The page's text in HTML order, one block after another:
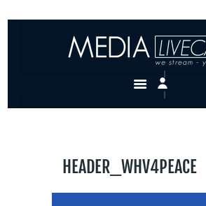
MEDIA
we stream – you enjoy!
HEADER_WHV4PEACE